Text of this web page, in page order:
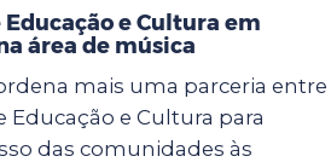
Educação e Cultura em
área de música
mais uma parceria entre
Educação e Cultura para
das comunidades às